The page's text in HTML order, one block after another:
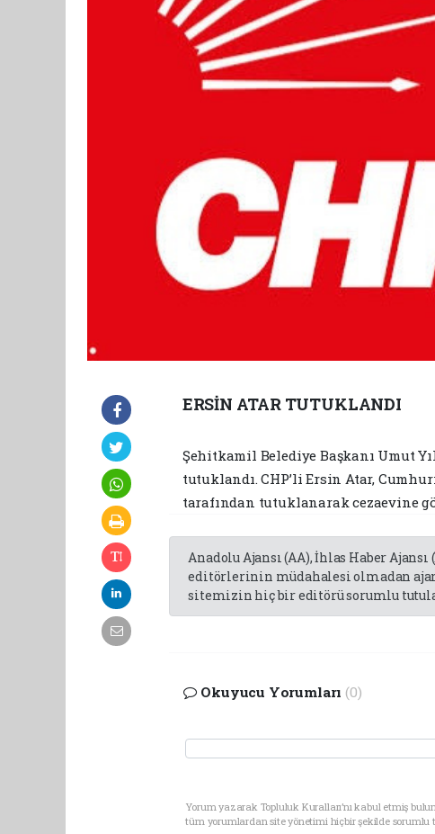
ERSİN ATAR TUTUKLANDI
Şehitkamil Belediye Başkanı Umut
tutuklandı. CHP’li Ersin Atar,
tarafından tutuklanarak cezaevine
Anadolu Ajansı (AA), İhlas Haber
editörlerinin müdahalesi olmadan
sitemizin hiç bir editörü sorumlu
Okuyucu Yorumları (0)
Yorum yazarak Topluluk Kuralları’nı kabul etmiş
tüm yorumlardan site yönetimi hiçbir şekilde sorumlu